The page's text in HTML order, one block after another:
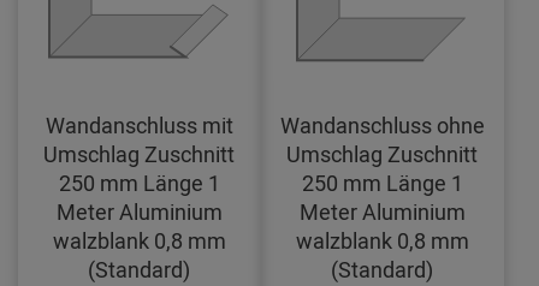
Wandanschluss mit
Umschlag Zuschnitt
250 mm Länge 1
Meter Aluminium
walzblank 0,8 mm
(Standard)
Wandanschluss ohne
Umschlag Zuschnitt
250 mm Länge 1
Meter Aluminium
walzblank 0,8 mm
(Standard)